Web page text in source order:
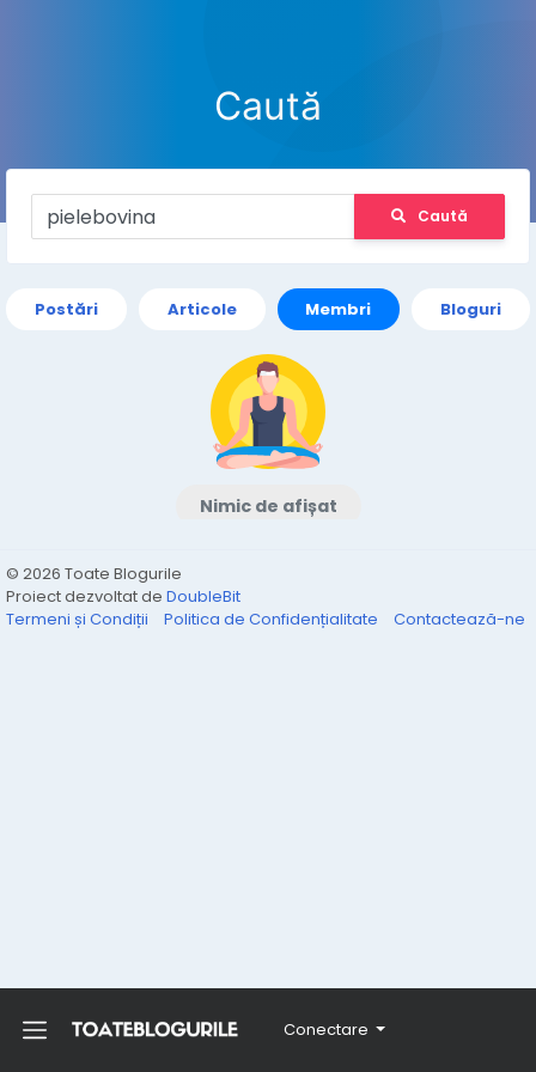
Conectare
Caută
Caută
Postări Articole Membri Bloguri
Nimic de afișat
© 2026 Toate Blogurile
Proiect dezvoltat de DoubleBit
Termeni și Condiții
Politica de Confidențialitate Contactează-ne